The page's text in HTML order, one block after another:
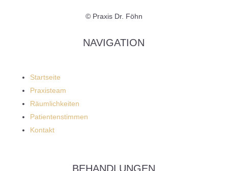
© Praxis Dr. Föhn
NAVIGATION
Startseite
Praxisteam
Räumlichkeiten
Patientenstimmen
Kontakt
BEHANDLUNGEN